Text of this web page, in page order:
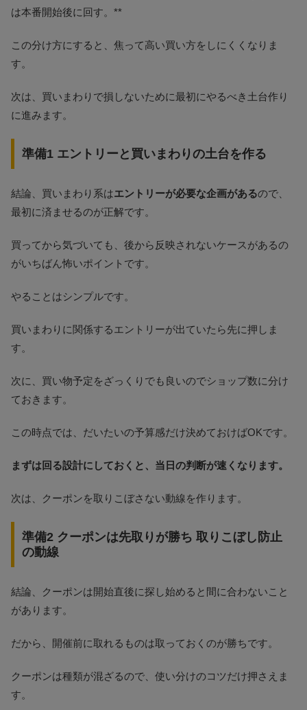
は本番開始後に回す。**
この分け方にすると、焦って高い買い方をしにくくなりま
す。
次は、買いまわりで損しないために最初にやるべき土台作り
に進みます。
準備1 エントリーと買いまわりの土台を作る
結論、買いまわり系はエントリーが必要な企画があるので、
最初に済ませるのが正解です。
買ってから気づいても、後から反映されないケースがあるの
がいちばん怖いポイントです。
やることはシンプルです。
買いまわりに関係するエントリーが出ていたら先に押しま
す。
次に、買い物予定をざっくりでも良いのでショップ数に分け
ておきます。
この時点では、だいたいの予算感だけ決めておけばOKです。
まずは回る設計にしておくと、当日の判断が速くなります。
次は、クーポンを取りこぼさない動線を作ります。
準備2 クーポンは先取りが勝ち 取りこぼし防止
の動線
結論、クーポンは開始直後に探し始めると間に合わないこと
があります。
だから、開催前に取れるものは取っておくのが勝ちです。
クーポンは種類が混ざるので、使い分けのコツだけ押さえま
す。